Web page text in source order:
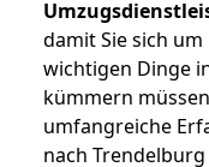
damit Sie sich
wichtigen Dinge
kümmern
umfangreiche
nach